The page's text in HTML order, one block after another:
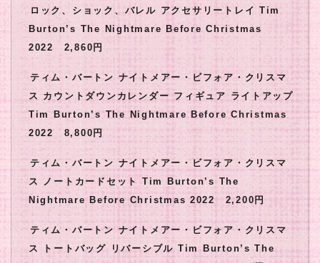
ロック、ショック、バレル アクセサリートレイ Tim
Burton’s The Nightmare Before Christmas
2022 2,860円
ティム・バートン ナイトメアー・ビフォア・クリスマ
ス カウントダウンカレンダー フィギュア ライトアップ
Tim Burton’s The Nightmare Before Christmas
2022 8,800円
ティム・バートン ナイトメアー・ビフォア・クリスマ
ス ノートカードセット Tim Burton’s The
Nightmare Before Christmas 2022 2,200円
ティム・バートン ナイトメアー・ビフォア・クリスマ
ス トートバッグ リバーシブル Tim Burton’s The